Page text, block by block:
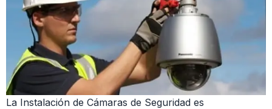
La Instalación de Cámaras de Seguridad es